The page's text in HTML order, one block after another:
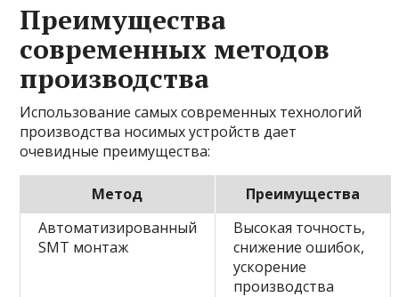
Преимущества
современных методов
производства
Использование самых современных технологий
производства носимых устройств дает
очевидные преимущества:
Метод
Преимущества
Автоматизированный
SMT монтаж
Высокая точность,
снижение ошибок,
ускорение
производства